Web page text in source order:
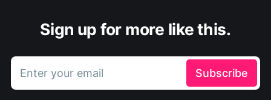
Sign up for more like this.
Enter your email Subscribe